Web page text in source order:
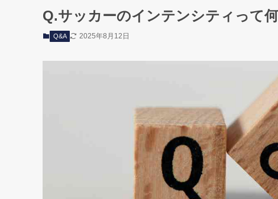
Q.サッカーのインテンシティって
Q&A 2025年8月12日